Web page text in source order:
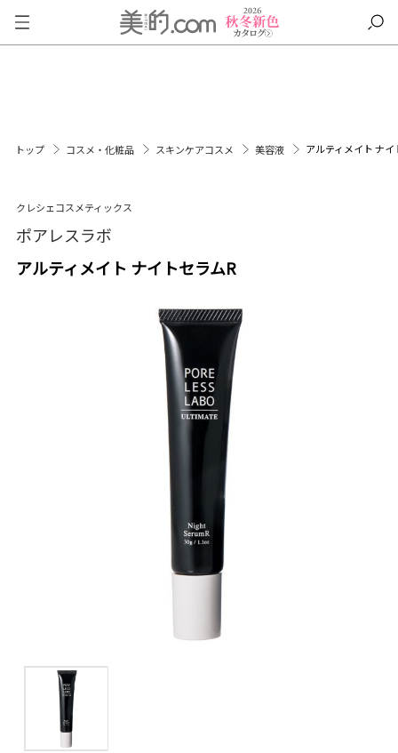
トップ コスメ・化粧品 スキンケアコスメ 美容液 アルティメイト ナイ
クレシェコスメティックス
ポアレスラボ
アルティメイト ナイトセラムR